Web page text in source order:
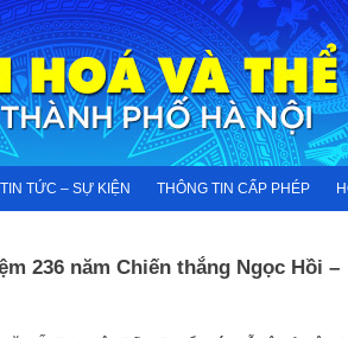
TIN TỨC – SỰ KIỆN THÔNG TIN CẤP PHÉP
236 năm Chiến thắng Ngọc Hồi –